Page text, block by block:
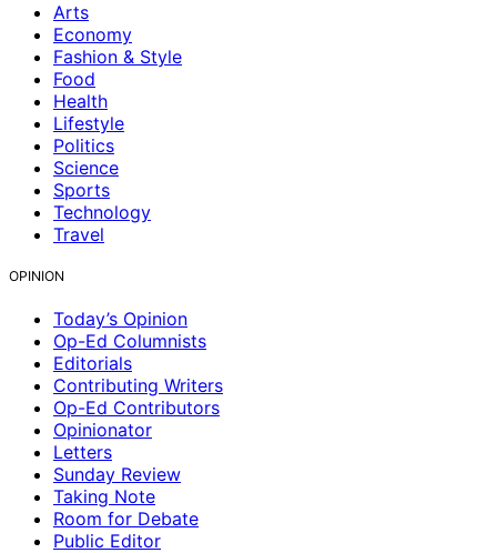
Arts
Economy
Fashion & Style
Food
Health
Lifestyle
Politics
Science
Sports
Technology
Travel
OPINION
Today’s Opinion
Op-Ed Columnists
Editorials
Contributing Writers
Op-Ed Contributors
Opinionator
Letters
Sunday Review
Taking Note
Room for Debate
Public Editor